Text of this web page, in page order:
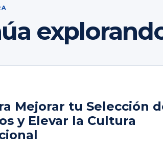
Mejorar tu Selección
y Elevar la Cultura